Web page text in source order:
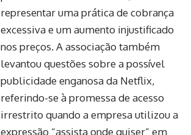
representar uma prática de cobrança
excessiva e um aumento injustificado
nos preços. A associação também
levantou questões sobre a possível
publicidade enganosa da Netflix,
referindo-se à promessa de acesso
irrestrito quando a empresa utilizou a
expressão “assista onde quiser” em